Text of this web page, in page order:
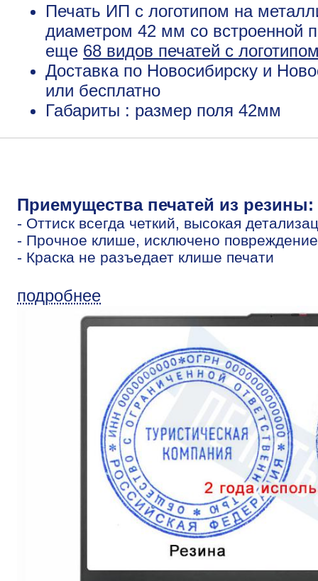
Печать ИП с логотипом на
диаметром 42 мм со встроенной
еще 68 видов печатей с
Доставка по Новосибирску и
или бесплатно
Габариты : размер поля 42мм
Приемущества печатей из резины:
- Оттиск всегда четкий, высокая
- Прочное клише, исключено
- Краска не разъедает клише печати
подробнее